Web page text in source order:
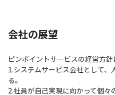
会社の展望
ピンポイントサービスの経営方針
1.システムサービス会社として
る。
2.社員が自己実現に向かって個